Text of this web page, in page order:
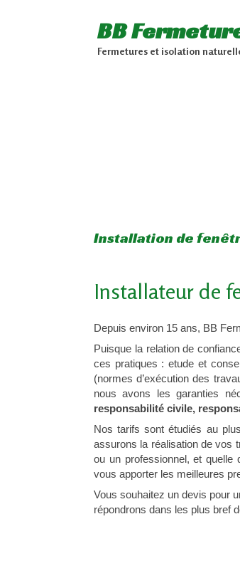
BB
Fermetures et isolation
Installation de
Installateur de
Depuis environ 15 ans, BB
Puisque la relation de
ces pratiques : etude et
(normes d’exécution des
nous avons les garanties
responsabilité civile,
Nos tarifs sont étudiés au
assurons la réalisation de vos
ou un professionnel, et
vous apporter les meilleures
Vous souhaitez un devis pour
répondrons dans les plus bref